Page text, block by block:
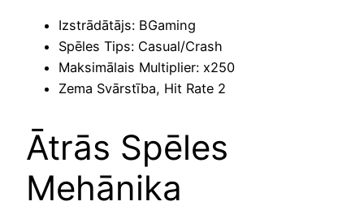
Izstrādātājs: BGaming
Spēles Tips: Casual/Crash
Maksimālais Multiplier: x250
Zema Svārstība, Hit Rate 2
Ātrās Spēles
Mehānika